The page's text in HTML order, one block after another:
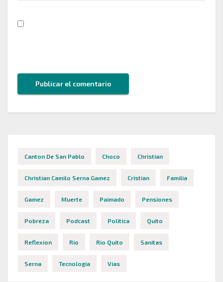
Canton De San Pablo Choco Christian
Christian Camilo Serna Gamez Cristian Familia
Gamez Muerte Paimado Pensiones
Pobreza Podcast Politica Quito
Reflexion Rio Rio Quito Sanitas
Serna Tecnologia Vias